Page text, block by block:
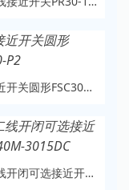
直流接近开关圆形FSC3010-P2
直流二线开闭可选接近开关LJC40M-3015DC